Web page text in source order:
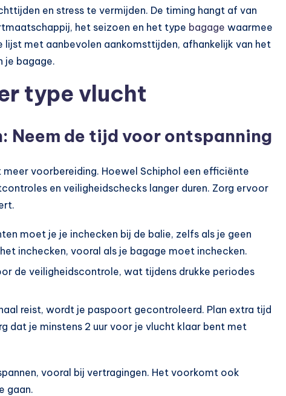
en stress te vermijden. De timing hangt af van
het seizoen en het type bagage waarmee
lijst met aanbevolen aankomsttijden, afhankelijk van het
je bagage.
type vlucht
Neem de tijd voor ontspanning
voorbereiding. Hoewel Schiphol een efficiënte
en veiligheidschecks langer duren. Zorg ervoor
moet je je inchecken bij de balie, zelfs als je geen
inchecken, vooral als je bagage moet inchecken.
de veiligheidscontrole, wat tijdens drukke periodes
reist, wordt je paspoort gecontroleerd. Plan extra tijd
dat je minstens 2 uur voor je vlucht klaar bent met
vooral bij vertragingen. Het voorkomt ook
gaan.